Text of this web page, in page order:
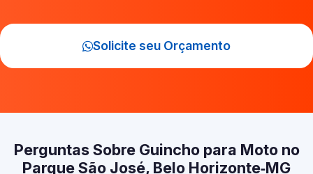
Solicite seu Orçamento
Perguntas Sobre Guincho para Moto no
Parque São José, Belo Horizonte‑MG